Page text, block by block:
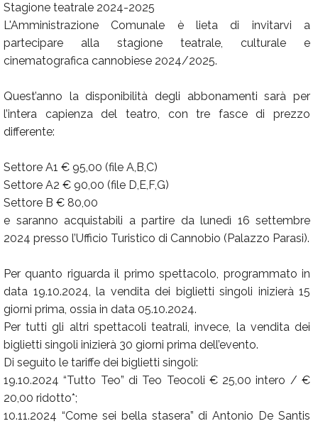
Stagione teatrale 2024-2025
L'Amministrazione Comunale è lieta di invitarvi a
partecipare alla stagione teatrale, culturale e
cinematografica cannobiese 2024/2025.
Quest’anno la disponibilità degli abbonamenti sarà per
l’intera capienza del teatro, con tre fasce di prezzo
differente:
Settore A1 € 95,00 (file A,B,C)
Settore A2 € 90,00 (file D,E,F,G)
Settore B € 80,00
e saranno acquistabili a partire da lunedì 16 settembre
2024 presso l’Ufficio Turistico di Cannobio (Palazzo Parasi).
Per quanto riguarda il primo spettacolo, programmato in
data 19.10.2024, la vendita dei biglietti singoli inizierà 15
giorni prima, ossia in data 05.10.2024.
Per tutti gli altri spettacoli teatrali, invece, la vendita dei
biglietti singoli inizierà 30 giorni prima dell’evento.
Di seguito le tariffe dei biglietti singoli:
19.10.2024 “Tutto Teo” di Teo Teocoli € 25,00 intero / €
20,00 ridotto*;
10.11.2024 “Come sei bella stasera” di Antonio De Santis